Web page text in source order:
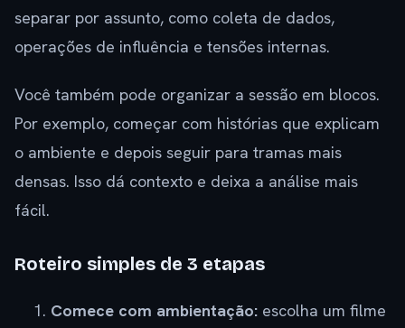
separar por assunto, como coleta de dados,
operações de influência e tensões internas.
Você também pode organizar a sessão em blocos.
Por exemplo, começar com histórias que explicam
o ambiente e depois seguir para tramas mais
densas. Isso dá contexto e deixa a análise mais
fácil.
Roteiro simples de 3 etapas
Comece com ambientação: escolha um filme